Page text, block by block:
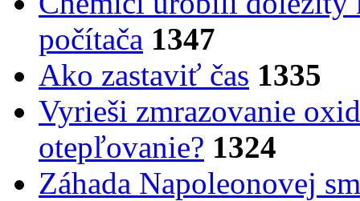
počítača 1347
Ako zastaviť čas 1335
Vyrieši zmrazovanie
otepľovanie? 1324
Záhada Napoleonovej